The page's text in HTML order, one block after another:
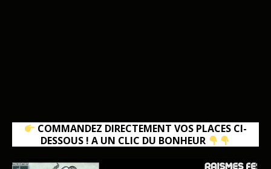
COMMANDEZ DIRECTEMENT VOS PLACES CI-
DESSOUS ! A UN CLIC DU BONHEUR